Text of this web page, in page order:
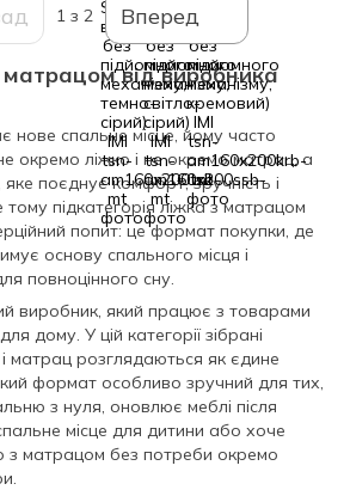
1 з 2 Вперед
від виробника
нове спальне місце, йому часто
окремо ліжко і не окремо матрац, а
поєднує комфорт, зручність і
підкатегорія ліжка з матрацом
попит: це формат покупки, де
основу спального місця і
повноцінного сну.
виробник, який працює з товарами
дому. У цій категорії зібрані
матрац розглядаються як єдине
формат особливо зручний для тих,
з нуля, оновлює меблі після
місце для дитини або хоче
з матрацом без потреби окремо